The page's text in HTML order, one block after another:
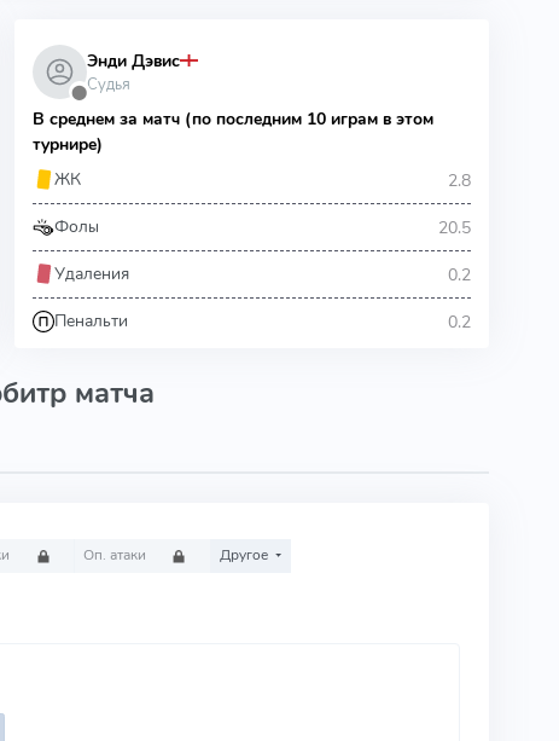
⬤
Энди Дэвис
Судья
В среднем за матч (по последним 10 играм в этом
турнире)
ЖК
2.8
Фолы 20.5
Удаления 0.2
Пенальти 0.2
матча
Оп. атаки Другое